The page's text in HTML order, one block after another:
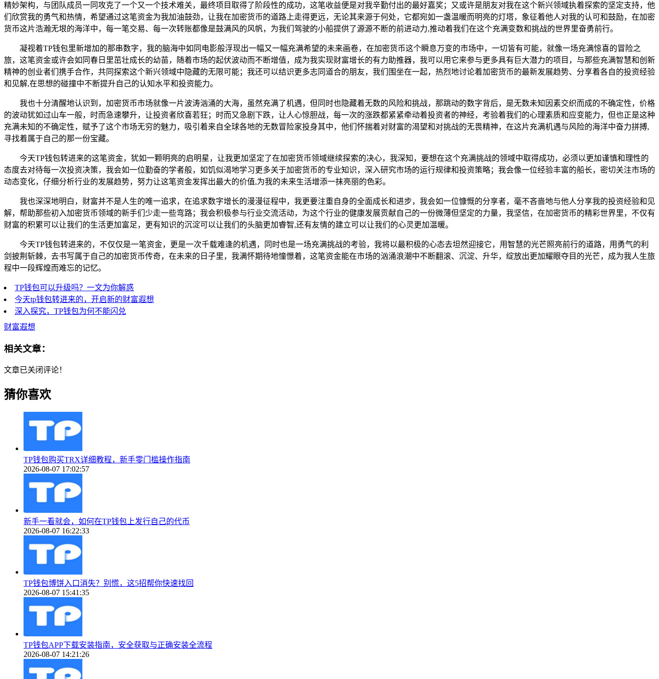
精妙架构，与团队成员一同攻克了一个又一个技术难关，最终项目取得了阶段性的成功，这笔收益便是对我辛勤付出的最好嘉奖；又或许是朋友对我在这个新兴领域执着探索的坚定支持，他
们欣赏我的勇气和热情，希望通过这笔资金为我加油鼓劲，让我在加密货币的道路上走得更远，无论其来源于何处，它都宛如一盏温暖而明亮的灯塔，象征着他人对我的认可和鼓励，在加密
货币这片浩瀚无垠的海洋中，每一笔交易、每一次转账都像是鼓满风的风帆，为我们驾驶的小船提供了源源不断的前进动力,推动着我们在这个充满变数和挑战的世界里奋勇前行。
凝视着TP钱包里新增加的那串数字，我的脑海中如同电影般浮现出一幅又一幅充满希望的未来画卷，在加密货币这个瞬息万变的市场中，一切皆有可能，就像一场充满惊喜的冒险之
旅，这笔资金或许会如同春日里茁壮成长的幼苗，随着市场的起伏波动而不断增值，成为我实现财富增长的有力助推器，我可以用它来参与更多具有巨大潜力的项目，与那些充满智慧和创新
精神的创业者们携手合作，共同探索这个新兴领域中隐藏的无限可能；我还可以结识更多志同道合的朋友，我们围坐在一起，热烈地讨论着加密货币的最新发展趋势、分享着各自的投资经验
和见解,在思想的碰撞中不断提升自己的认知水平和投资能力。
我也十分清醒地认识到，加密货币市场就像一片波涛汹涌的大海，虽然充满了机遇，但同时也隐藏着无数的风险和挑战，那跳动的数字背后，是无数未知因素交织而成的不确定性，价格
的波动犹如过山车一般，时而急速攀升，让投资者欣喜若狂；时而又急剧下跌，让人心惊胆战，每一次的涨跌都紧紧牵动着投资者的神经，考验着我们的心理素质和应变能力，但也正是这种
充满未知的不确定性，赋予了这个市场无穷的魅力，吸引着来自全球各地的无数冒险家投身其中，他们怀揣着对财富的渴望和对挑战的无畏精神，在这片充满机遇与风险的海洋中奋力拼搏,
寻找着属于自己的那一份宝藏。
今天TP钱包转进来的这笔资金，犹如一颗明亮的启明星，让我更加坚定了在加密货币领域继续探索的决心，我深知，要想在这个充满挑战的领域中取得成功，必须以更加谨慎和理性的
态度去对待每一次投资决策，我会如一位勤奋的学者般，如饥似渴地学习更多关于加密货币的专业知识，深入研究市场的运行规律和投资策略；我会像一位经验丰富的船长，密切关注市场的
动态变化，仔细分析行业的发展趋势，努力让这笔资金发挥出最大的价值,为我的未来生活增添一抹亮丽的色彩。
我也深深地明白，财富并不是人生的唯一追求，在追求数字增长的漫漫征程中，我更要注重自身的全面成长和进步，我会如一位慷慨的分享者，毫不吝啬地与他人分享我的投资经验和见
解，帮助那些初入加密货币领域的新手们少走一些弯路；我会积极参与行业交流活动，为这个行业的健康发展贡献自己的一份微薄但坚定的力量，我坚信，在加密货币的精彩世界里，不仅有
财富的积累可以让我们的生活更加富足，更有知识的沉淀可以让我们的头脑更加睿智,还有友情的建立可以让我们的心灵更加温暖。
今天TP钱包转进来的，不仅仅是一笔资金，更是一次千载难逢的机遇，同时也是一场充满挑战的考验，我将以最积极的心态去坦然迎接它，用智慧的光芒照亮前行的道路，用勇气的利
剑披荆斩棘，去书写属于自己的加密货币传奇，在未来的日子里，我满怀期待地憧憬着，这笔资金能在市场的汹涌浪潮中不断翻滚、沉淀、升华，绽放出更加耀眼夺目的光芒，成为我人生旅
程中一段辉煌而难忘的记忆。
TP钱包可以升级吗？一文为你解惑
今天tp钱包转进来的，开启新的财富遐想
深入探究，TP钱包为何不能闪兑
财富遐想
相关文章：
文章已关闭评论！
猜你喜欢
TP钱包购买TRX详细教程，新手零门槛操作指南
2026-08-07 17:02:57
新手一看就会，如何在TP钱包上发行自己的代币
2026-08-07 16:22:33
TP钱包博饼入口消失？别慌，这5招帮你快速找回
2026-08-07 15:41:35
TP钱包APP下载安装指南，安全获取与正确安装全流程
2026-08-07 14:21:26